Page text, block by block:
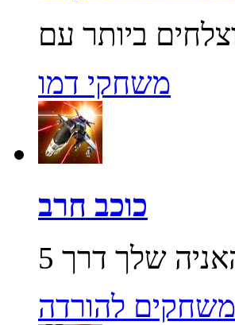
משחקי דמו
כוכב חרב
משחקים להורדה